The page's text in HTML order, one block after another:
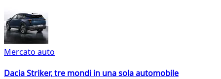
Mercato auto
Dacia Striker, tre mondi in una sola automobile